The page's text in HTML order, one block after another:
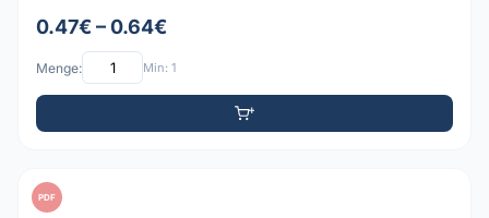
0.47€ – 0.64€
Menge: Min: 1
PDF